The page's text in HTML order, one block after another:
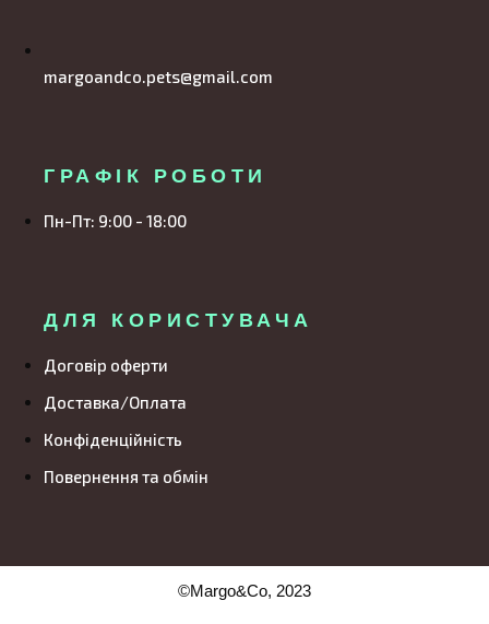
margoandco.pets@gmail.com
ГРАФІК РОБОТИ
Пн-Пт: 9:00 - 18:00
ДЛЯ КОРИСТУВАЧА
Договір оферти
Доставка/Оплата
Конфіденційність
Повернення та обмін
©Margo&Co, 2023